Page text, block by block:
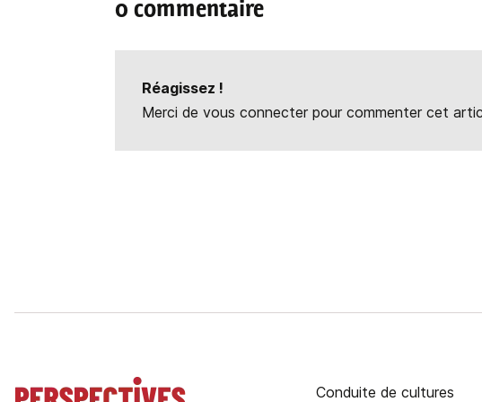
0 commentaire
Réagissez !
Merci de vous connecter pour commenter cet
Conduite de cultures